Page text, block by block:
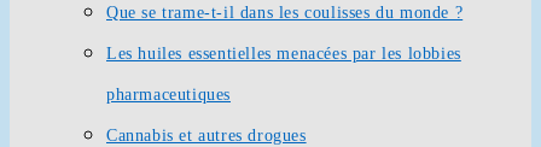
Que se trame-t-il dans les coulisses du monde ?
Les huiles essentielles menacées par les lobbies
pharmaceutiques
Cannabis et autres drogues